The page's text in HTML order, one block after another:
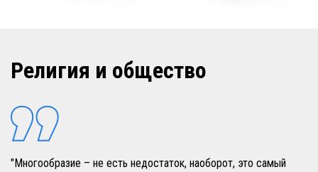
Религия и общество
"Многообразие – не есть недостаток, наоборот, это самый